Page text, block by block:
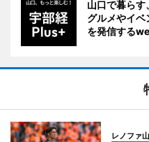
山口で暮ら
グルメやイベ
を発信する
レノファ